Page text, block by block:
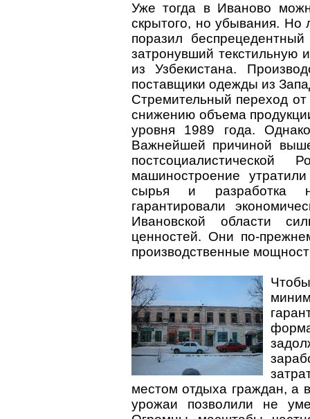
Уже тогда в Иваново
скрытого, но убывания. Но
поразил
затронувший текстильную
из Узбекистана.
поставщики одежды из
Стремительный переход
снижению объема
уровня 1989 года.
Важнейшей причиной
постсоциалистической
машиностроение
сырья и разработка
гарантировали
Ивановской области
ценностей. Они по-
производственные
местом отдыха граждан, а
урожаи позволили не